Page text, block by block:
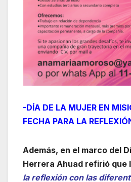
-DÍA DE LA MUJER EN
FECHA PARA LA
Además, en el marco del
Herrera Ahuad refirió que
la reflexión con las